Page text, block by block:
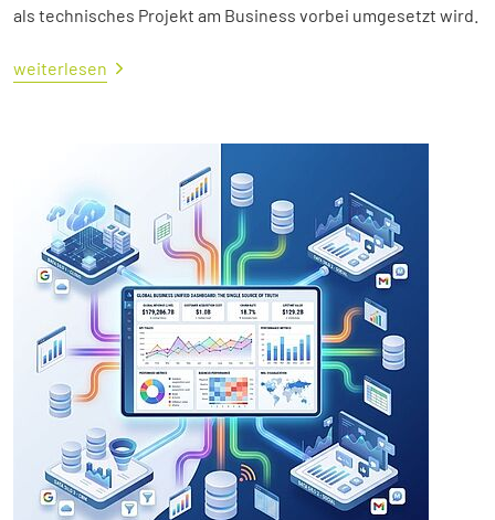
als technisches Projekt am Business vorbei umgesetzt wird.
weiterlesen